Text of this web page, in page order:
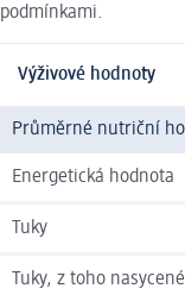
podmínkami.
Výživové hodnoty
Průměrné nutriční
Energetická hodnota
Tuky
Tuky, z toho